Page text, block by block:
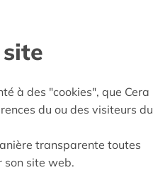
à des "cookies", que Cera
du ou des visiteurs du
transparente toutes
son site web.